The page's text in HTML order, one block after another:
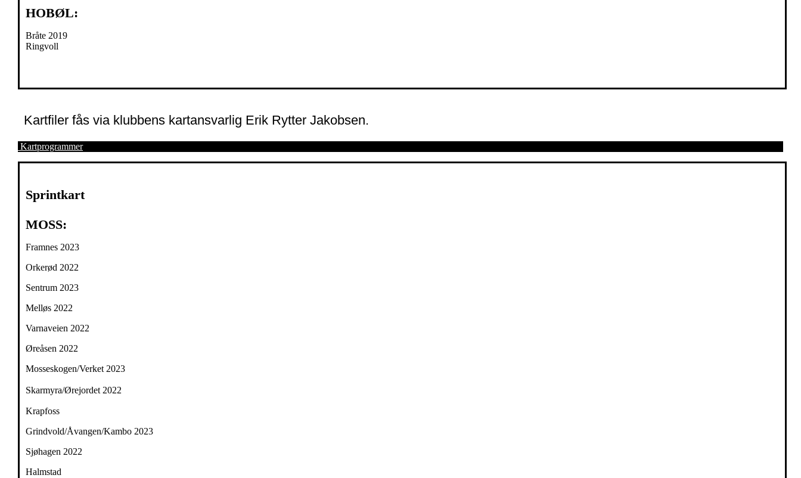
HOBØL:
Bråte 2019
Ringvoll
Kartfiler fås via klubbens kartansvarlig Erik Rytter Jakobsen.
Kartprogrammer
Sprintkart
MOSS:
Framnes 2023
Orkerød 2022
Sentrum 2023
Melløs 2022
Varnaveien 2022
Øreåsen 2022
Mosseskogen/Verket 2023
Skarmyra/Ørejordet 2022
Krapfoss
Grindvold/Åvangen/Kambo 2023
Sjøhagen 2022
Halmstad